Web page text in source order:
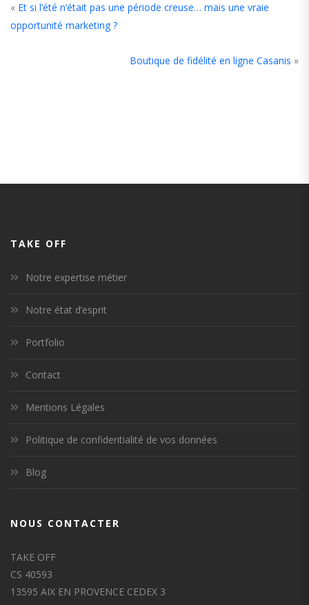
« Et si l’été n’était pas une période creuse… mais une vraie
opportunité marketing ?
Boutique de fidélité en ligne Casanis »
TAKE OFF
Notre expertise métier
Notre état d’esprit
Portfolio
Contact
Mentions Légales
Politique de confidentialité de vos données
Blog
NOUS CONTACTER
TAKE OFF
CS 40593
13595 AIX EN PROVENCE CEDEX 3